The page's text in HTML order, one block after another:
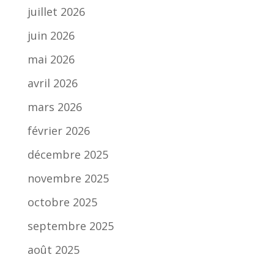
juillet 2026
juin 2026
mai 2026
avril 2026
mars 2026
février 2026
décembre 2025
novembre 2025
octobre 2025
septembre 2025
août 2025